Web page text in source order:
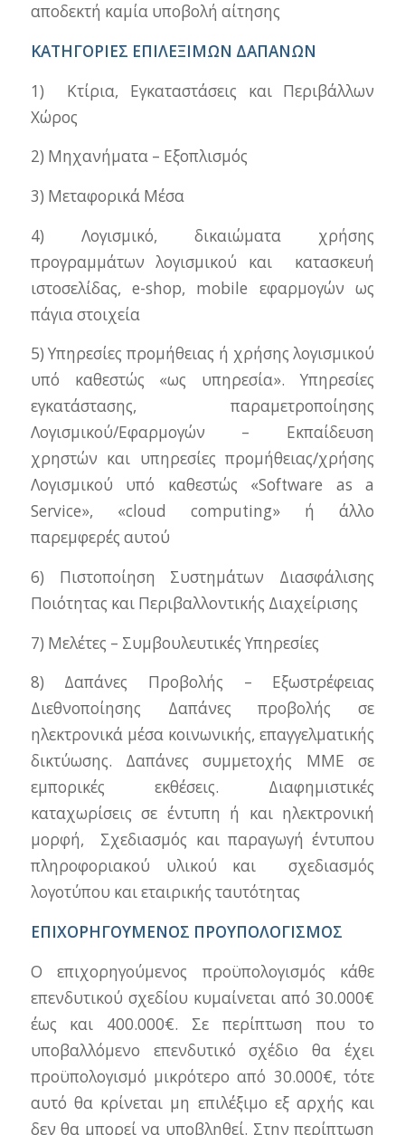
αποδεκτή καμία υποβολή αίτησης
ΚΑΤΗΓΟΡΙΕΣ ΕΠΙΛΕΞΙΜΩΝ ΔΑΠΑΝΩΝ
1) Κτίρια, Εγκαταστάσεις και Περιβάλλων
Χώρος
2) Μηχανήματα – Εξοπλισμός
3) Μεταφορικά Μέσα
4) Λογισμικό, δικαιώματα χρήσης
προγραμμάτων λογισμικού και κατασκευή
ιστοσελίδας, e-shop, mobile εφαρμογών ως
πάγια στοιχεία
5) Υπηρεσίες προμήθειας ή χρήσης λογισμικού
υπό καθεστώς «ως υπηρεσία». Υπηρεσίες
εγκατάστασης, παραμετροποίησης
Λογισμικού/Εφαρμογών – Εκπαίδευση
χρηστών και υπηρεσίες προμήθειας/χρήσης
Λογισμικού υπό καθεστώς «Software as a
Service», «cloud computing» ή άλλο
παρεμφερές αυτού
6) Πιστοποίηση Συστημάτων Διασφάλισης
Ποιότητας και Περιβαλλοντικής Διαχείρισης
7) Μελέτες – Συμβουλευτικές Υπηρεσίες
8) Δαπάνες Προβολής – Εξωστρέφειας
Διεθνοποίησης Δαπάνες προβολής σε
ηλεκτρονικά μέσα κοινωνικής, επαγγελματικής
δικτύωσης. Δαπάνες συμμετοχής ΜΜΕ σε
εμπορικές εκθέσεις. Διαφημιστικές
καταχωρίσεις σε έντυπη ή και ηλεκτρονική
μορφή, Σχεδιασμός και παραγωγή έντυπου
πληροφοριακού υλικού και σχεδιασμός
λογοτύπου και εταιρικής ταυτότητας
ΕΠΙΧΟΡΗΓΟΥΜΕΝΟΣ ΠΡΟΥΠΟΛΟΓΙΣΜΟΣ
Ο επιχορηγούμενος προϋπολογισμός κάθε
επενδυτικού σχεδίου κυμαίνεται από 30.000€
έως και 400.000€. Σε περίπτωση που το
υποβαλλόμενο επενδυτικό σχέδιο θα έχει
προϋπολογισμό μικρότερο από 30.000€, τότε
αυτό θα κρίνεται μη επιλέξιμο εξ αρχής και
δεν θα μπορεί να υποβληθεί. Στην περίπτωση